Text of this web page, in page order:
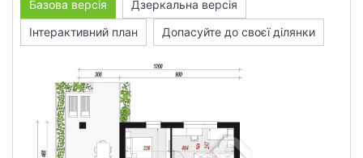
Базова версія
Дзеркальна версія
Інтерактивний план
Допасуйте до своєї ділянки